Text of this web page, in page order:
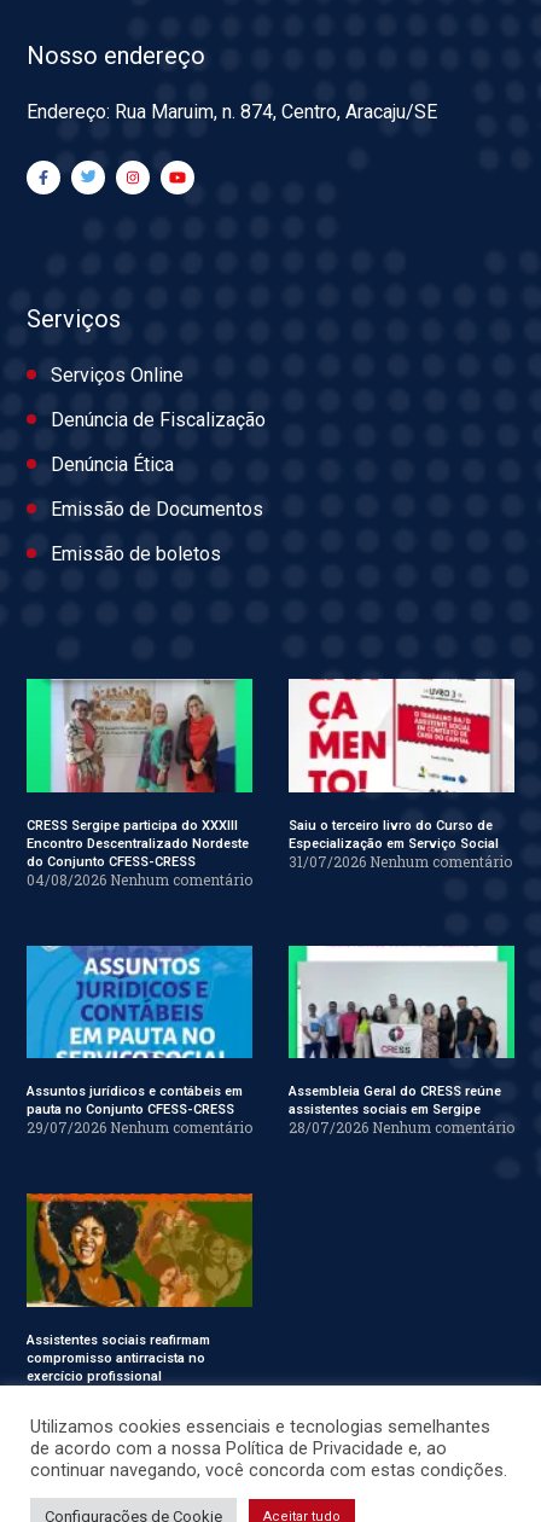
Nosso endereço
Endereço: Rua Maruim, n. 874, Centro, Aracaju/SE
Serviços
Serviços Online
Denúncia de Fiscalização
Denúncia Ética
Emissão de Documentos
Emissão de boletos
CRESS Sergipe participa do XXXIII
Encontro Descentralizado Nordeste
do Conjunto CFESS-CRESS
04/08/2026 Nenhum comentário
Saiu o terceiro livro do Curso de
Especialização em Serviço Social
31/07/2026 Nenhum comentário
Assuntos jurídicos e contábeis em
pauta no Conjunto CFESS-CRESS
29/07/2026 Nenhum comentário
Assembleia Geral do CRESS reúne
assistentes sociais em Sergipe
28/07/2026 Nenhum comentário
Assistentes sociais reafirmam
compromisso antirracista no
exercício profissional
© CRESS-SE 2022. Todos os Direitos Reservados.
Utilizamos cookies essenciais e tecnologias semelhantes
de acordo com a nossa Política de Privacidade e, ao
continuar navegando, você concorda com estas condições.
Configurações de Cookie Aceitar tudo